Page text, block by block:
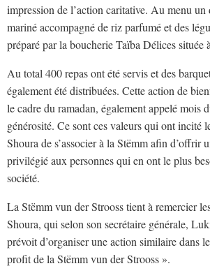
impression de l’action caritative. Au menu
mariné accompagné de riz parfumé et des
préparé par la boucherie Taïba Délices située
Au total 400 repas ont été servis et des
également été distribuées. Cette action de
le cadre du ramadan, également appelé mois
générosité. Ce sont ces valeurs qui ont incité
Shoura de s’associer à la Stëmm afin d’offrir
privilégié aux personnes qui en ont le plus
société.
La Stëmm vun der Strooss tient à remercier
Shoura, qui selon son secrétaire générale,
prévoit d’organiser une action similaire dans
profit de la Stëmm vun der Strooss ».